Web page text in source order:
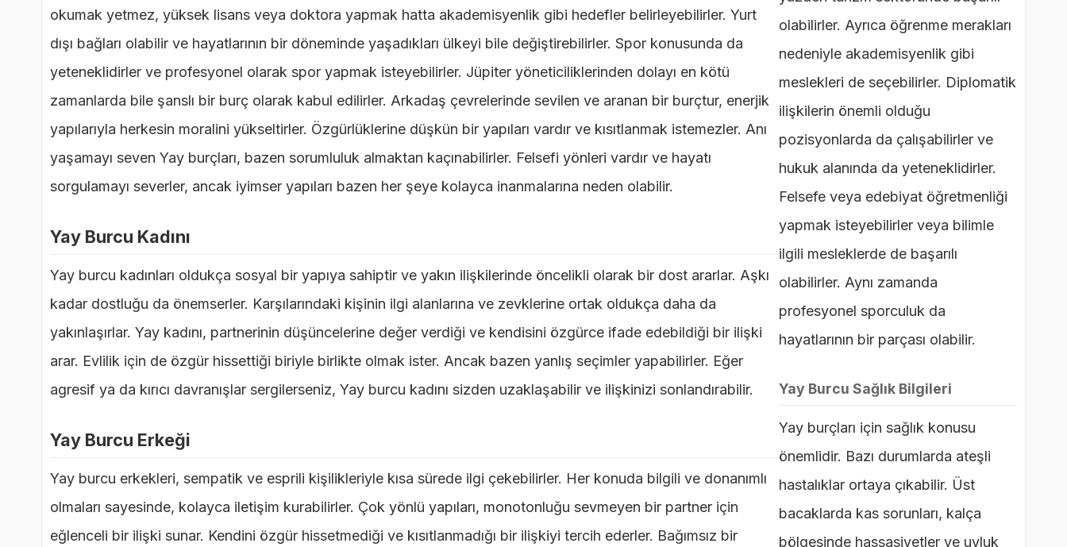
okumak yetmez, yüksek lisans veya doktora yapmak hatta akademisyenlik gibi hedefler belirleyebilirler. Yurt
dışı bağları olabilir ve hayatlarının bir döneminde yaşadıkları ülkeyi bile değiştirebilirler. Spor konusunda da
yeteneklidirler ve profesyonel olarak spor yapmak isteyebilirler. Jüpiter yöneticiliklerinden dolayı en kötü
zamanlarda bile şanslı bir burç olarak kabul edilirler. Arkadaş çevrelerinde sevilen ve aranan bir burçtur, enerjik
yapılarıyla herkesin moralini yükseltirler. Özgürlüklerine düşkün bir yapıları vardır ve kısıtlanmak istemezler. Anı
yaşamayı seven Yay burçları, bazen sorumluluk almaktan kaçınabilirler. Felsefi yönleri vardır ve hayatı
sorgulamayı severler, ancak iyimser yapıları bazen her şeye kolayca inanmalarına neden olabilir.
Yay Burcu Kadını
Yay burcu kadınları oldukça sosyal bir yapıya sahiptir ve yakın ilişkilerinde öncelikli olarak bir dost ararlar. Aşkı
kadar dostluğu da önemserler. Karşılarındaki kişinin ilgi alanlarına ve zevklerine ortak oldukça daha da
yakınlaşırlar. Yay kadını, partnerinin düşüncelerine değer verdiği ve kendisini özgürce ifade edebildiği bir ilişki
arar. Evlilik için de özgür hissettiği biriyle birlikte olmak ister. Ancak bazen yanlış seçimler yapabilirler. Eğer
agresif ya da kırıcı davranışlar sergilerseniz, Yay burcu kadını sizden uzaklaşabilir ve ilişkinizi sonlandırabilir.
Yay Burcu Erkeği
Yay burcu erkekleri, sempatik ve esprili kişilikleriyle kısa sürede ilgi çekebilirler. Her konuda bilgili ve donanımlı
olmaları sayesinde, kolayca iletişim kurabilirler. Çok yönlü yapıları, monotonluğu sevmeyen bir partner için
eğlenceli bir ilişki sunar. Kendini özgür hissetmediği ve kısıtlanmadığı bir ilişkiyi tercih ederler. Bağımsız bir
olabilirler. Ayrıca öğrenme merakları
nedeniyle akademisyenlik gibi
meslekleri de seçebilirler. Diplomatik
ilişkilerin önemli olduğu
pozisyonlarda da çalışabilirler ve
hukuk alanında da yeteneklidirler.
Felsefe veya edebiyat öğretmenliği
yapmak isteyebilirler veya bilimle
ilgili mesleklerde de başarılı
olabilirler. Aynı zamanda
profesyonel sporculuk da
hayatlarının bir parçası olabilir.
Yay Burcu Sağlık Bilgileri
Yay burçları için sağlık konusu
önemlidir. Bazı durumlarda ateşli
hastalıklar ortaya çıkabilir. Üst
bacaklarda kas sorunları, kalça
bölgesinde hassasiyetler ve uyluk